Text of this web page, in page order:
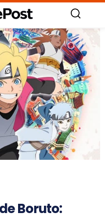
Boruto: